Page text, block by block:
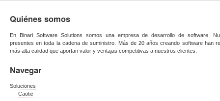
Quiénes somos
En Binari Software Solutions somos una empresa de desarrollo de software.
presentes en toda la cadena de suministro. Más de 20 años creando software han
más alta calidad que aportan valor y ventajas competitivas a nuestros clientes.
Navegar
Soluciones
Caotic